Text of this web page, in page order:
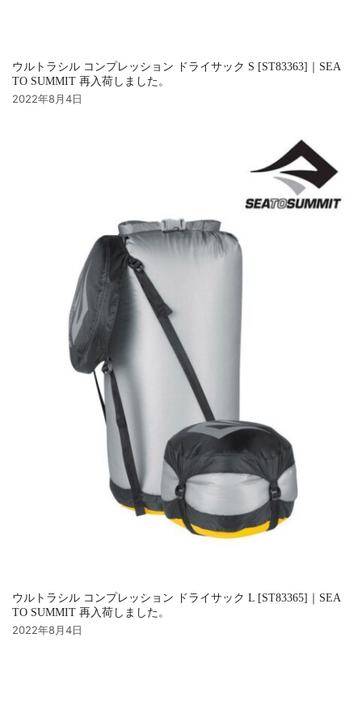
ウルトラシル コンプレッション ドライサック S [ST83363]｜SEA
TO SUMMIT 再入荷しました。
2022年8月4日
ウルトラシル コンプレッション ドライサック L [ST83365]｜SEA
TO SUMMIT 再入荷しました。
2022年8月4日